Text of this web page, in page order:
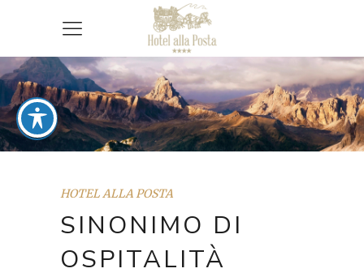
HOTEL ALLA POSTA
SINONIMO DI
OSPITALITÀ